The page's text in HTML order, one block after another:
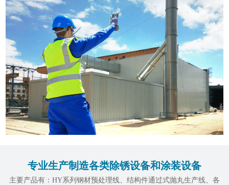
专业生产制造各类除锈设备和涂装设备
主要产品有：HY系列钢材预处理线、结构件通过式抛丸生产线、各